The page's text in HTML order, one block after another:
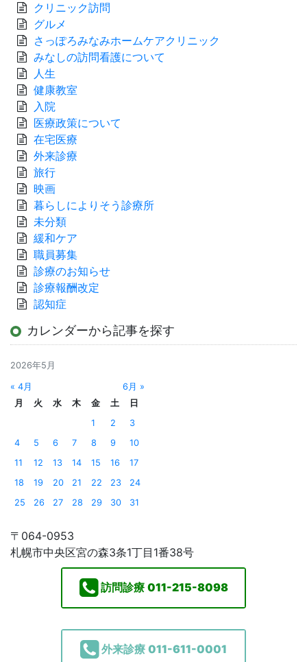
クリニック訪問
グルメ
さっぽろみなみホームケアクリニック
みなしの訪問看護について
人生
健康教室
入院
医療政策について
在宅医療
外来診療
旅行
映画
暮らしによりそう診療所
未分類
緩和ケア
職員募集
診療のお知らせ
診療報酬改定
認知症
カレンダーから記事を探す
2026年5月
« 4月
6月 »
月
火 水 木 金 土
日
1
2
3
4
5 6 7 8 9
10
11
12 13 14 15 16
17
18
19 20 21 22 23
24
25
26 27 28 29 30 31
〒064-0953
札幌市中央区宮の森3条1丁目1番38号
訪問診療 011-215-8098
外来診療 011-611-0001